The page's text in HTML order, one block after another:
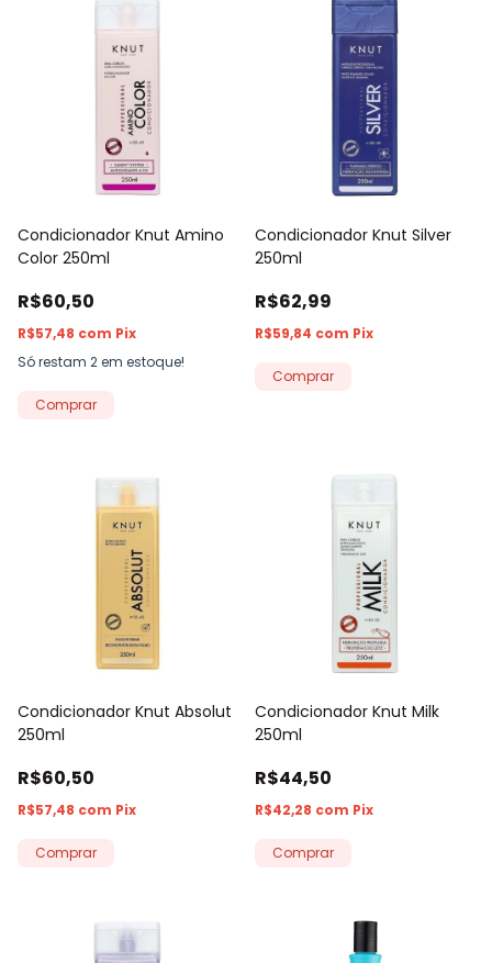
Condicionador Knut Amino
Color 250ml
R$60,50
R$57,48 com Pix
Só restam 2em estoque!
Condicionador Knut Silver
250ml
R$62,99
R$59,84 com Pix
Condicionador Knut Absolut
250ml
R$60,50
R$57,48 com Pix
Condicionador Knut Milk
250ml
R$44,50
R$42,28 com Pix